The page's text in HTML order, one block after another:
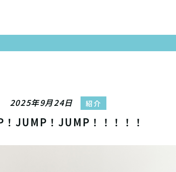
2025年9月24日 紹介
JUMP！JUMP！！！！！